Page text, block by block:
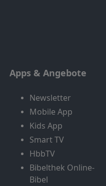
Apps & Angebote
Newsletter
Mobile App
Kids App
Smart TV
HbbTV
Bibelthek Online-
Bibel